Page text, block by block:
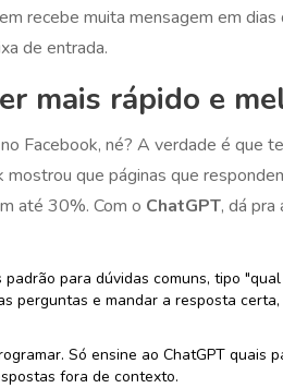
recebe muita mensagem em
de entrada.
mais rápido e
Facebook, né? A verdade é que
que páginas que
até 30%. Com o ChatGPT, dá
para dúvidas comuns, tipo
perguntas e mandar a resposta
Só ensine ao ChatGPT quais
fora de contexto.